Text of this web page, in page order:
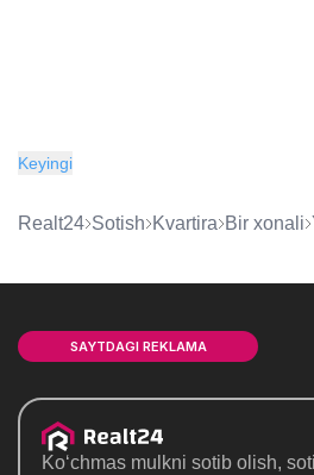
Keyingi
Realt24 Sotish kvartira bir xonali
SAYTDAGI REKLAMA
Ko‘chmas mulkni sotib olish,